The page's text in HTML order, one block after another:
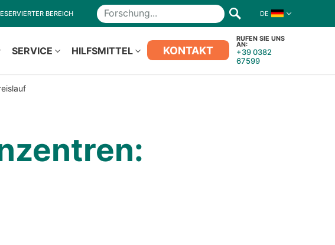
BEREICH Forschung DE
SERVICE HILFSMITTEL KONTAKT
RUFEN SIE UNS
AN:
+39 0382
67599